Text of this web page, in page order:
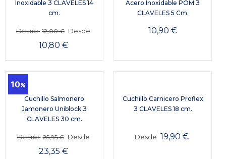
Inoxidable 3 CLAVELES 14
cm.
Desde 12,00€ Desde
10,80 €
Acero Inoxidable POM 3
CLAVELES 5 Cm.
10,90€
10
Cuchillo Salmonero
Jamonero Uniblock 3
CLAVELES 30 cm.
Desde 25,95€ Desde
23,35 €
Cuchillo Carnicero Proflex
3 CLAVELES 18 cm.
Desde 19,90€